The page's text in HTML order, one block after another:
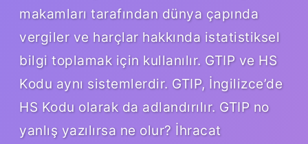
makamları tarafından dünya çapında
vergiler ve harçlar hakkında istatistiksel
bilgi toplamak için kullanılır. GTIP ve HS
Kodu aynı sistemlerdir. GTIP, İngilizce’de
HS Kodu olarak da adlandırılır. GTIP no
yanlış yazılırsa ne olur? İhracat